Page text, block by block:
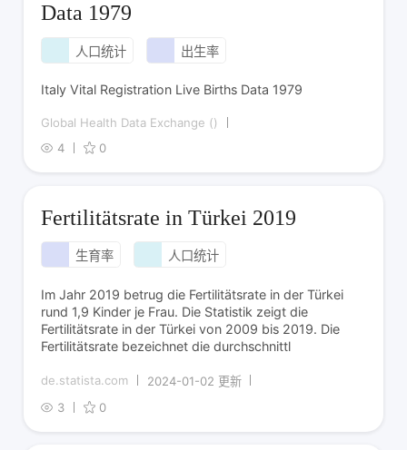
Data 1979
人口统计 出生率
Italy Vital Registration Live Births Data 1979
Global Health Data Exchange ()
4
0
Fertilitätsrate in Türkei 2019
生育率 人口统计
Im Jahr 2019 betrug die Fertilitätsrate in der Türkei
rund 1,9 Kinder je Frau. Die Statistik zeigt die
Fertilitätsrate in der Türkei von 2009 bis 2019. Die
Fertilitätsrate bezeichnet die durchschnittl
de.statista.com
2024-01-02 更新
3
0